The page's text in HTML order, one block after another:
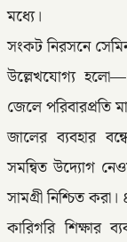
মধ্যে।
সংকট নিরসনে
উল্লেখযোগ্য
জেলে পরিবারপ্রতি
জালের ব্যবহার
সমন্বিত উদ্যোগ
সামগ্রী নিশ্চিত
কারিগরি শিক্ষার